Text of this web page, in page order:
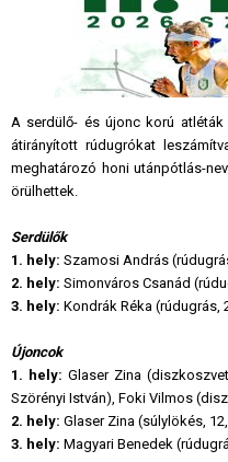
A serdülő- és újonc korú
átirányított rúdugrókat
meghatározó honi utánpótlás-
örülhettek.
Serdülők
1. hely: Szamosi András
2. hely: Simonváros Csanád
3. hely: Kondrák Réka (rúdugrás,
Újoncok
1. hely: Glaser Zina
Szörényi István), Foki Vilmos
2. hely: Glaser Zina (súlylökés,
3. hely: Magyari Benedek